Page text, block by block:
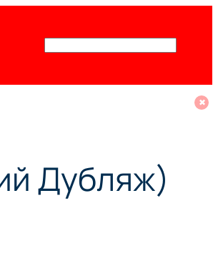
Поиск
✖
Дубляж)